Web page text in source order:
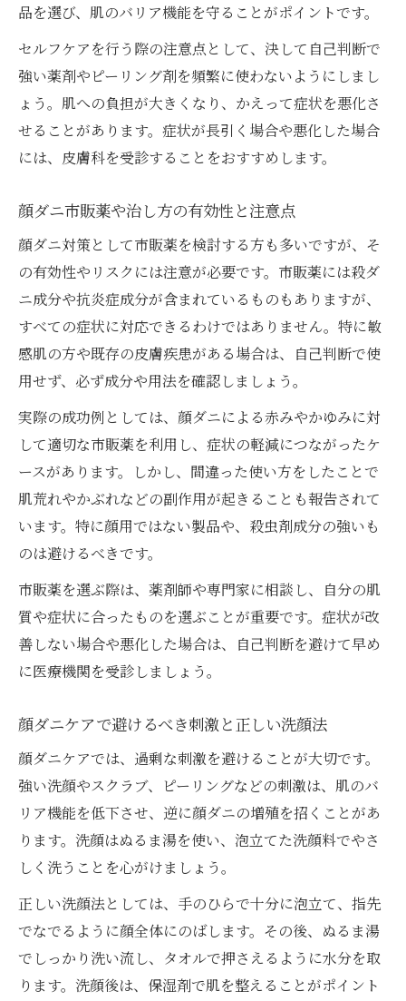
品を選び、肌のバリア機能を守ることがポイントです。
セルフケアを行う際の注意点として、決して自己判断で
強い薬剤やピーリング剤を頻繁に使わないようにしまし
ょう。肌への負担が大きくなり、かえって症状を悪化さ
せることがあります。症状が長引く場合や悪化した場合
には、皮膚科を受診することをおすすめします。
顔ダニ市販薬や治し方の有効性と注意点
顔ダニ対策として市販薬を検討する方も多いですが、そ
の有効性やリスクには注意が必要です。市販薬には殺ダ
ニ成分や抗炎症成分が含まれているものもありますが、
すべての症状に対応できるわけではありません。特に敏
感肌の方や既存の皮膚疾患がある場合は、自己判断で使
用せず、必ず成分や用法を確認しましょう。
実際の成功例としては、顔ダニによる赤みやかゆみに対
して適切な市販薬を利用し、症状の軽減につながったケ
ースがあります。しかし、間違った使い方をしたことで
肌荒れやかぶれなどの副作用が起きることも報告されて
います。特に顔用ではない製品や、殺虫剤成分の強いも
のは避けるべきです。
市販薬を選ぶ際は、薬剤師や専門家に相談し、自分の肌
質や症状に合ったものを選ぶことが重要です。症状が改
善しない場合や悪化した場合は、自己判断を避けて早め
に医療機関を受診しましょう。
顔ダニケアで避けるべき刺激と正しい洗顔法
顔ダニケアでは、過剰な刺激を避けることが大切です。
強い洗顔やスクラブ、ピーリングなどの刺激は、肌のバ
リア機能を低下させ、逆に顔ダニの増殖を招くことがあ
ります。洗顔はぬるま湯を使い、泡立てた洗顔料でやさ
しく洗うことを心がけましょう。
正しい洗顔法としては、手のひらで十分に泡立て、指先
でなでるように顔全体にのばします。その後、ぬるま湯
でしっかり洗い流し、タオルで押さえるように水分を取
ります。洗顔後は、保湿剤で肌を整えることがポイント